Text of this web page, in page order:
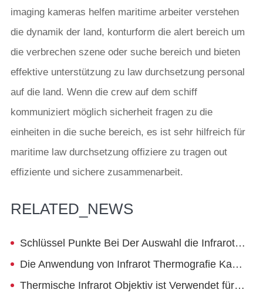
imaging kameras helfen maritime arbeiter verstehen
die dynamik der land, konturform die alert bereich um
die verbrechen szene oder suche bereich und bieten
effektive unterstützung zu law durchsetzung personal
auf die land. Wenn die crew auf dem schiff
kommuniziert möglich sicherheit fragen zu die
einheiten in die suche bereich, es ist sehr hilfreich für
maritime law durchsetzung offiziere zu tragen out
effiziente und sichere zusammenarbeit.
RELATED_NEWS
Schlüssel Punkte Bei Der Auswahl die Infrarot Kamera Detektor
Die Anwendung von Infrarot Thermografie Kamera in Bereich der Intelligente Sicherheit
Thermische Infrarot Objektiv ist Verwendet für Boden Heizung Wartung